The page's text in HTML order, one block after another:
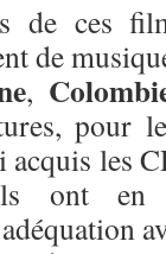
de ces
de
,
pour
acquis les
ont en